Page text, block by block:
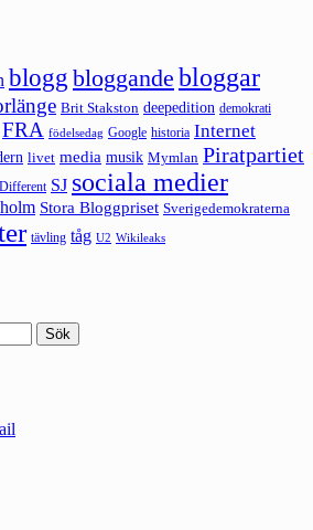
blogg bloggande bloggar
Brit Stakston deepedition demokrati
FRA födelsedag Google historia Internet
livet media musik Mymlan Piratpartiet
SJ sociala medier
Stora Bloggpriset Sverigedemokraterna
tävling tåg U2 Wikileaks